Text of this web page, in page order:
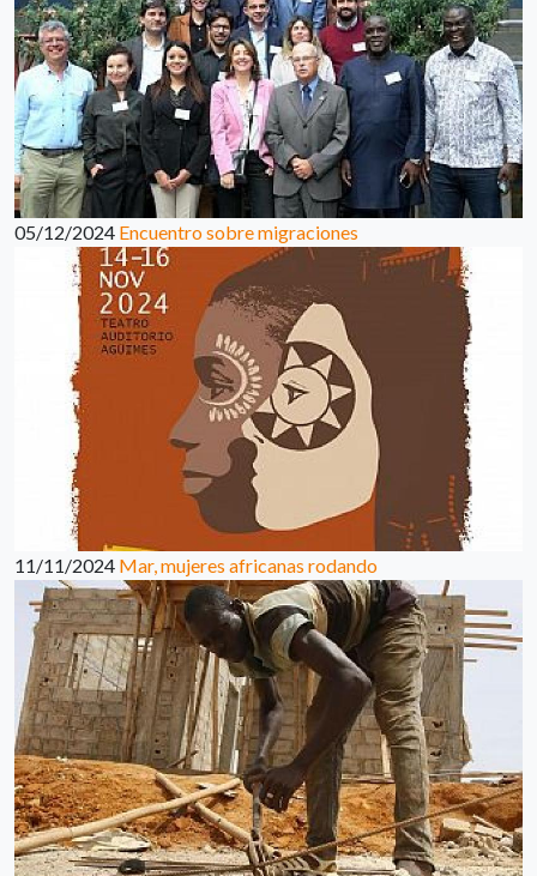
05/12/2024 Encuentro sobre migraciones
11/11/2024 Mar, mujeres africanas rodando